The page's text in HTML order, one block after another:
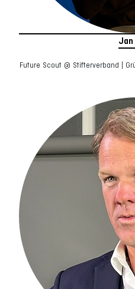
Jan
Future Scout @ Stifterverband |